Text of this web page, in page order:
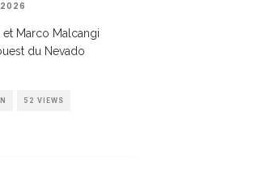
et Marco Malcangi
du Nevado
52 VIEWS